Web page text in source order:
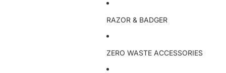
RAZOR & BADGER
ZERO WASTE ACCESSORIES